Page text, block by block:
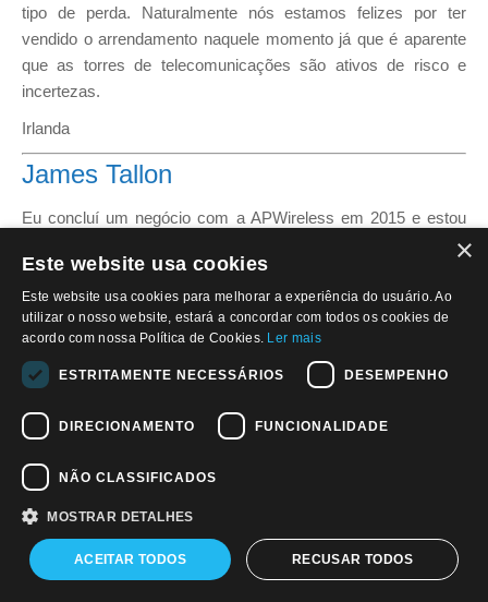
tipo de perda. Naturalmente nós estamos felizes por ter
vendido o arrendamento naquele momento já que é aparente
que as torres de telecomunicações são ativos de risco e
incertezas.
Irlanda
James Tallon
Eu concluí um negócio com a APWireless em 2015 e estou
muito satisfeito com a minha decisão. A equipa deles foi
profissional e eficiente durante todo o processo oferecendo
orientação e suporte quando necessário. Eu recomendo-os
enfaticamente!
Irlanda
Michael Connolly
à APWireless em troca de um pagamento adiantado. O Diretor
riscos de desativação a partir do momento em que a
transação é completa. No entanto, infelizmente para mim e
para minha surpresa, uma semana antes da conclusão da
×
Este website usa cookies
Este website usa cookies para melhorar a experiência do usuário. Ao
utilizar o nosso website, estará a concordar com todos os cookies de
acordo com nossa Política de Cookies. Ler mais
ESTRITAMENTE NECESSÁRIOS DESEMPENHO
DIRECIONAMENTO FUNCIONALIDADE
NÃO CLASSIFICADOS
MOSTRAR DETALHES
ACEITAR TODOS RECUSAR TODOS